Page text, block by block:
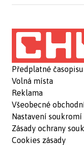
Předplatné
Volná místa
Reklama
Všeobecné
Nastavení soukromí
Zásady ochrany
Cookies zásady